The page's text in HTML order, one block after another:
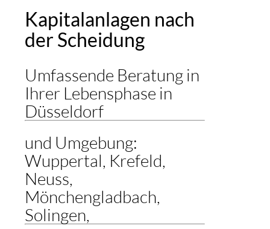
Kapitalanlagen nach
der Scheidung
Umfassende Beratung in
Ihrer Lebensphase in
Düsseldorf
und Umgebung:
Wuppertal, Krefeld,
Neuss,
Mönchengladbach,
Solingen,